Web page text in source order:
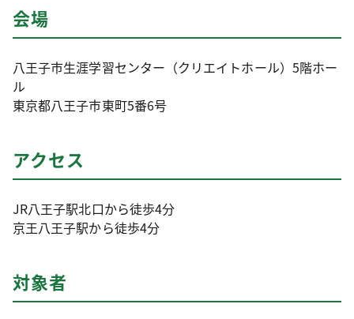
会場
八王子市生涯学習センター（クリエイトホール）5階ホー
ル
東京都八王子市東町5番6号
アクセス
JR八王子駅北口から徒歩4分
京王八王子駅から徒歩4分
対象者